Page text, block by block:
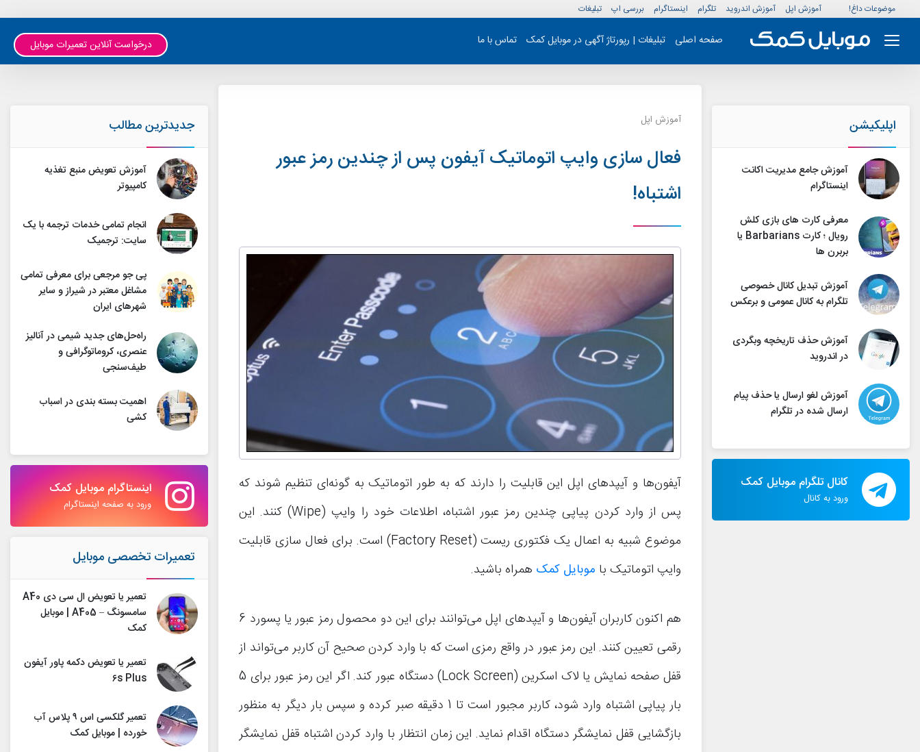
موضوعات داغ! آموزش اپل آموزش اندروید تلگرام اینستاگرام بررسی اپ تبلیغات
صفحه اصلی تبلیغات | رپورتاژ آگهی در موبایل کمک تماس با ما درخواست آنلاین تعمیرات موبایل
اپلیکیشن
آموزش جامع مدیریت اکانت
اینستاگرام
معرفی کارت های بازی کلش
رویال ؛ کارت Barbarians یا
بربرن ها
آموزش تبدیل کانال خصوصی
تلگرام به کانال عمومی و برعکس
آموزش حذف تاریخچه وبگردی
در اندروید
آموزش لغو ارسال یا حذف پیام
ارسال شده در تلگرام
کانال تلگرام موبایل کمک
ورود به کانال
آموزش اپل
فعال سازی وایپ اتوماتیک آیفون پس از چندین رمز عبور
اشتباه!
آیفون‌ها و آیپدهای اپل این قابلیت را دارند که به طور اتوماتیک به گونه‌ای تنظیم شوند که
پس از وارد کردن پیاپی چندین رمز عبور اشتباه، اطلاعات خود را وایپ (Wipe) کنند. این
موضوع شبیه به اعمال یک فکتوری ریست (Factory Reset) است. برای فعال سازی قابلیت
وایپ اتوماتیک با موبایل کمک همراه باشید.
هم اکنون کاربران آیفون‌ها و آیپدهای اپل می‌توانند برای این دو محصول رمز عبور یا پسورد 6
رقمی تعیین کنند. این رمز عبور در واقع رمزی است که با وارد کردن صحیح آن کاربر می‌تواند از
قفل صفحه نمایش یا لاک اسکرین (Lock Screen) دستگاه عبور کند. اگر این رمز عبور برای 5
بار پیاپی اشتباه وارد شود، کاربر مجبور است تا 1 دقیقه صبر کرده و سپس بار دیگر به منظور
بازگشایی قفل نمایشگر دستگاه اقدام نماید. این زمان انتظار با وارد کردن اشتباه قفل نمایشگر
جدیدترین مطالب
آموزش تعویض منبع تغذیه
کامپیوتر
انجام تمامی خدمات ترجمه با یک
سایت: ترجمیک
پی جو مرجعی برای معرفی تمامی
مشاغل معتبر در شیراز و سایر
شهرهای ایران
راه‌حل‌های جدید شیمی در آنالیز
عنصری، کروماتوگرافی و
طیف‌سنجی
اهمیت بسته بندی در اسباب
کشی
اینستاگرام موبایل کمک
ورود به صفحه اینستاگرام
تعمیرات تخصصی موبایل
تعمیر یا تعویض ال سی دی A40
سامسونگ – A405 | موبایل
کمک
تعمیر یا تعویض دکمه پاور آیفون
۶s Plus
تعمیر گلکسی اس ۹ پلاس آب
خورده | موبایل کمک